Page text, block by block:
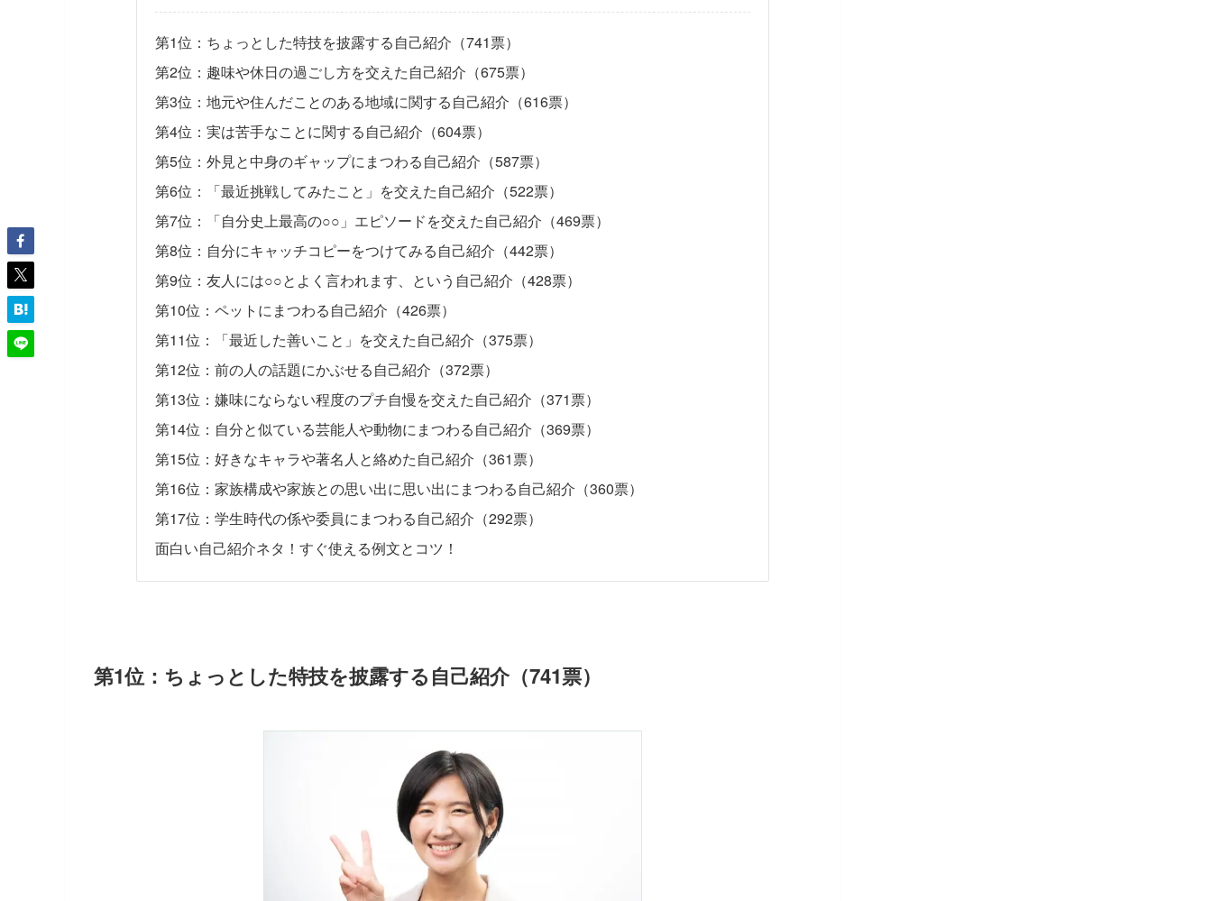
第1位：ちょっとした特技を披露する自己紹介（741票）
第2位：趣味や休日の過ごし方を交えた自己紹介（675票）
第3位：地元や住んだことのある地域に関する自己紹介（616票）
第4位：実は苦手なことに関する自己紹介（604票）
第5位：外見と中身のギャップにまつわる自己紹介（587票）
第6位：「最近挑戦してみたこと」を交えた自己紹介（522票）
第7位：「自分史上最高の○○」エピソードを交えた自己紹介（469票）
第8位：自分にキャッチコピーをつけてみる自己紹介（442票）
第9位：友人には○○とよく言われます、という自己紹介（428票）
第10位：ペットにまつわる自己紹介（426票）
第11位：「最近した善いこと」を交えた自己紹介（375票）
第12位：前の人の話題にかぶせる自己紹介（372票）
第13位：嫌味にならない程度のプチ自慢を交えた自己紹介（371票）
第14位：自分と似ている芸能人や動物にまつわる自己紹介（369票）
第15位：好きなキャラや著名人と絡めた自己紹介（361票）
第16位：家族構成や家族との思い出に思い出にまつわる自己紹介（360票）
第17位：学生時代の係や委員にまつわる自己紹介（292票）
面白い自己紹介ネタ！すぐ使える例文とコツ！
第1位：ちょっとした特技を披露する自己紹介（741票）